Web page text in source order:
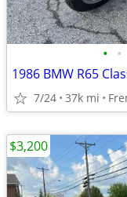
• •
1986 BMW R65
7/24 37k mi
$3,200